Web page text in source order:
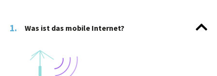
1. Was ist das mobile Internet?